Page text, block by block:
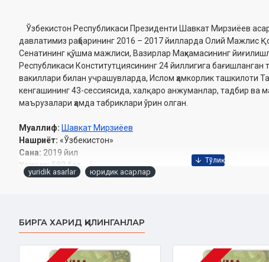
Ўзбекистон Республикаси Президенти Шавкат Мирзиёев
давлатимиз раҳбарининг 2016 – 2017 йилларда Олий Мажлис
Сенатининг қўшма мажлиси, Вазирлар Маҳкамасининг
Республикаси Конститутциясининг 24 йиллигига бағишланган
вакиллари билан учрашувларда, Ислом ҳамкорлик ташкилоти
кенгашининг 43-сессиясида, халқаро анжуманлар, тадбир ва
маърузалари ҳамда табриклари ўрин олган.
Муаллиф: Шавкат Мирзиёев
Нашриёт: «Ўзбекистон»
Сана: 2019 йил
Ҳажми:592 бет
ISBN:978-9943-25-434-3
yuridik asarlar юридик асарлар
БИРГА ХАРИД ҚИЛИНГАНЛАР